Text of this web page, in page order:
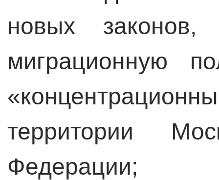
новых законов,
миграционную
территории
Федерации;